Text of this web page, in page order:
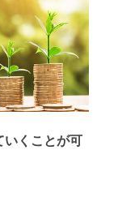
いくことが可